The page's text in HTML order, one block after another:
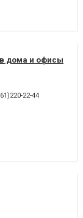
дома и офисы
22-44